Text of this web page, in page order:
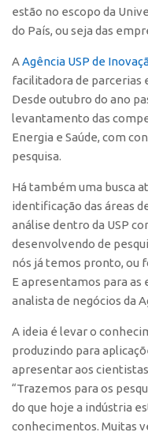
PGI-USP
Conexão USP
Conexão
Leis e Normas
Portal do Inventor
Inteligência
Pesquisa na USP
EMBRAPIIs
CEPIDs
CEPIX
CPEs
PRPI/USP
InovaUSP
Comunicação
Eventos
estão no escopo da
do País, ou seja das
AAgência USP de
facilitadora de parcerias
Desde outubro do ano
levantamento das
Energia e Saúde, com
pesquisa.
Há também uma busca
identificação das áreas
análise dentro da USP
desenvolvendo de
nós já temos pronto, ou
E apresentamos para as
analista de negócios da
A ideia é levar o
produzindo para
apresentar aos
“Trazemos para os
do que hoje a indústria
conhecimentos. Muitas